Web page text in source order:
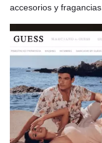
accesorios y fragancias.